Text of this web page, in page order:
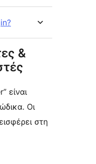
&
είναι
Οι
στη